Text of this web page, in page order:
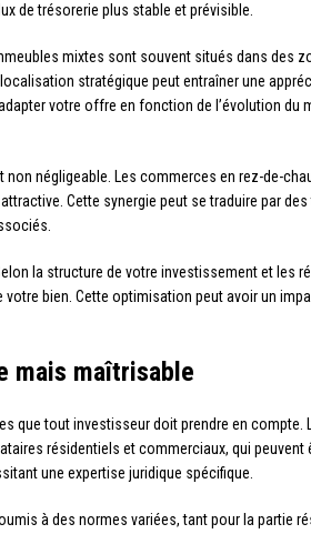
de trésorerie plus stable et prévisible.
mixtes sont souvent situés dans des
stratégique peut entraîner une
votre offre en fonction de l’évolution
non négligeable. Les commerces en rez-de-
Cette synergie peut se traduire par
la structure de votre investissement et les
bien. Cette optimisation peut avoir un
mais maîtrisable
que tout investisseur doit prendre en compte.
résidentiels et commerciaux, qui
une expertise juridique spécifique.
à des normes variées, tant pour la partie